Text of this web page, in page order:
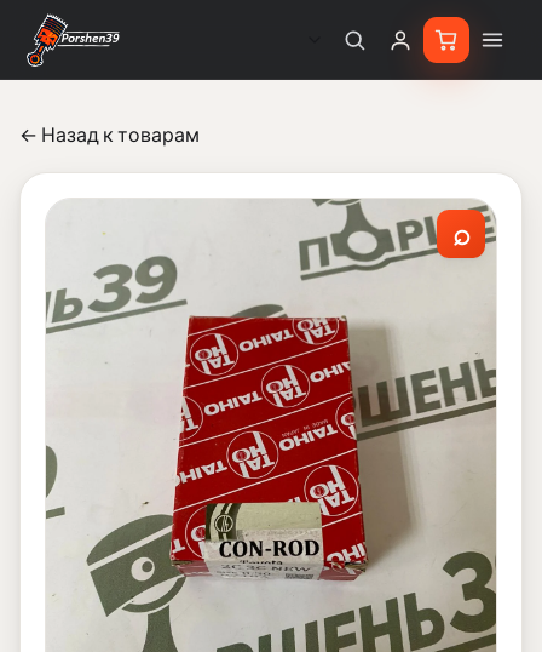
← Назад к товарам
⌕